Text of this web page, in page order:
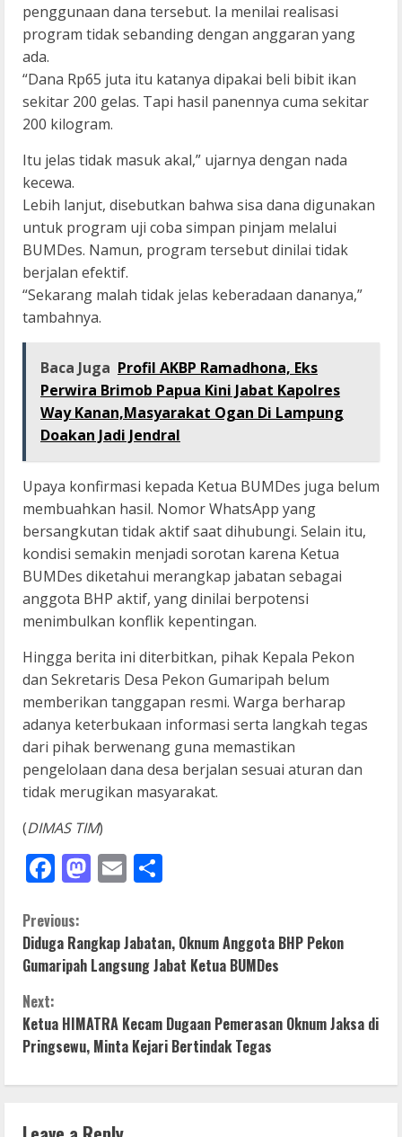
penggunaan dana tersebut. Ia menilai realisasi
program tidak sebanding dengan anggaran yang
ada.
“Dana Rp65 juta itu katanya dipakai beli bibit ikan
sekitar 200 gelas. Tapi hasil panennya cuma sekitar
200 kilogram.
Itu jelas tidak masuk akal,” ujarnya dengan nada
kecewa.
Lebih lanjut, disebutkan bahwa sisa dana digunakan
untuk program uji coba simpan pinjam melalui
BUMDes. Namun, program tersebut dinilai tidak
berjalan efektif.
“Sekarang malah tidak jelas keberadaan dananya,”
tambahnya.
Baca Juga Profil AKBP Ramadhona, Eks
Perwira Brimob Papua Kini Jabat Kapolres
Way Kanan,Masyarakat Ogan Di Lampung
Doakan Jadi Jendral
Upaya konfirmasi kepada Ketua BUMDes juga belum
membuahkan hasil. Nomor WhatsApp yang
bersangkutan tidak aktif saat dihubungi. Selain itu,
kondisi semakin menjadi sorotan karena Ketua
BUMDes diketahui merangkap jabatan sebagai
anggota BHP aktif, yang dinilai berpotensi
menimbulkan konflik kepentingan.
Hingga berita ini diterbitkan, pihak Kepala Pekon
dan Sekretaris Desa Pekon Gumaripah belum
memberikan tanggapan resmi. Warga berharap
adanya keterbukaan informasi serta langkah tegas
dari pihak berwenang guna memastikan
pengelolaan dana desa berjalan sesuai aturan dan
tidak merugikan masyarakat.
(DIMAS TIM)
Facebook
Mastodon
Email
C
o
n
t
i
n
Previous:
Diduga Rangkap Jabatan, Oknum Anggota BHP Pekon
Gumaripah Langsung Jabat Ketua BUMDes
Next:
Ketua HIMATRA Kecam Dugaan Pemerasan Oknum Jaksa di
Pringsewu, Minta Kejari Bertindak Tegas